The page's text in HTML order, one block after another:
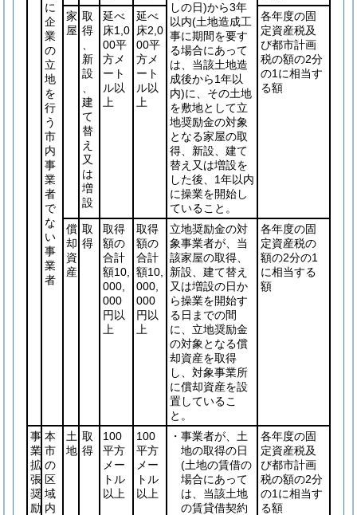
に
企
業
の
立
地
を
行
う
市
内
事
業
者
で
な
い
事
業
者
しの日)から3年
以内(土地造成工
事に期間を要す
る場合にあって
は、当該土地造
成後から1年以
内)に、その土地
を敷地として立
地奨励金の対象
となる家屋の取
得、新設、建て
替え又は増設を
した後、1年以内
に操業を開始し
ていること。
家
屋
取
得
新
設
建
て
替
え
又
は
増
設
延べ
床1,0
00平
方メ
ート
ル以
上
延べ
床2,0
00平
方メ
ート
ル以
上
各年度の固
定資産税及
び都市計画
税の額の2分
の1に相当す
る額
償
却
資
産
取
得
取得
額の
合計
額10,
000,
000
円以
上
取得
額の
合計
額10,
000,
000
円以
上
立地奨励金の対
象事業者が、当
該家屋の取得、
新設、建て替え
又は増設の日か
ら操業を開始す
る日までの間
に、立地奨励金
の対象となる償
却資産を取得
し、対象事業所
に償却資産を設
置しているこ
と。
各年度の固
定資産税の
額の2分の1
に相当する
額
事
業
拡
張
奨
励
本
市
の
区
域
内
土
地
取
得
100
平方
メー
トル
以上
100
平方
メー
トル
以上
・事業者が、土
地の取得の日
(土地の賃借の
場合にあって
は、当該土地
の賃貸借契約
各年度の固
定資産税及
び都市計画
税の額の2分
の1に相当す
る額